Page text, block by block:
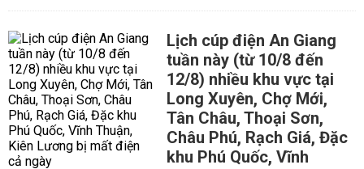
Lịch cúp điện An Giang
tuần này (từ 10/8 đến
12/8) nhiều khu vực tại
Long Xuyên, Chợ Mới,
Tân Châu, Thoại Sơn,
Châu Phú, Rạch Giá, Đặc
khu Phú Quốc, Vĩnh